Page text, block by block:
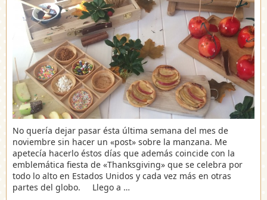
No quería dejar pasar ésta última semana del mes de
noviembre sin hacer un «post» sobre la manzana. Me
apetecía hacerlo éstos días que además coincide con la
emblemática fiesta de «Thanksgiving» que se celebra por
todo lo alto en Estados Unidos y cada vez más en otras
partes del globo. Llego a …